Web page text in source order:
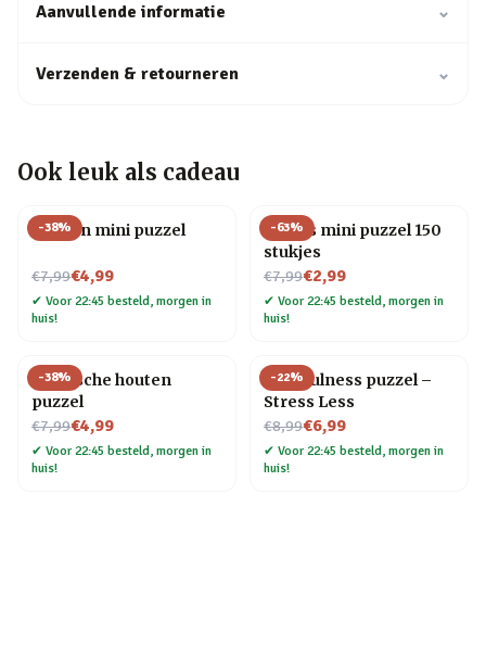
Aanvullende informatie ⌄
Verzenden & retourneren ⌄
Ook leuk als cadeau
-38%
Houten mini puzzel
€7,99
Nu voor€4,99
✔ Voor 22:45 besteld, morgen in
huis!
-63%
Vogels mini puzzel 150
stukjes
€7,99
Nu voor€2,99
✔ Voor 22:45 besteld, morgen in
huis!
-38%
Elastische houten
puzzel
€7,99
Nu voor€4,99
✔ Voor 22:45 besteld, morgen in
huis!
-22%
Mindfulness puzzel –
Stress Less
€8,99
Nu voor€6,99
✔ Voor 22:45 besteld, morgen in
huis!